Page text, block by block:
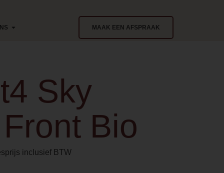
MAAK EEN AFSPRAAK
Sky
Bio
inclusief BTW